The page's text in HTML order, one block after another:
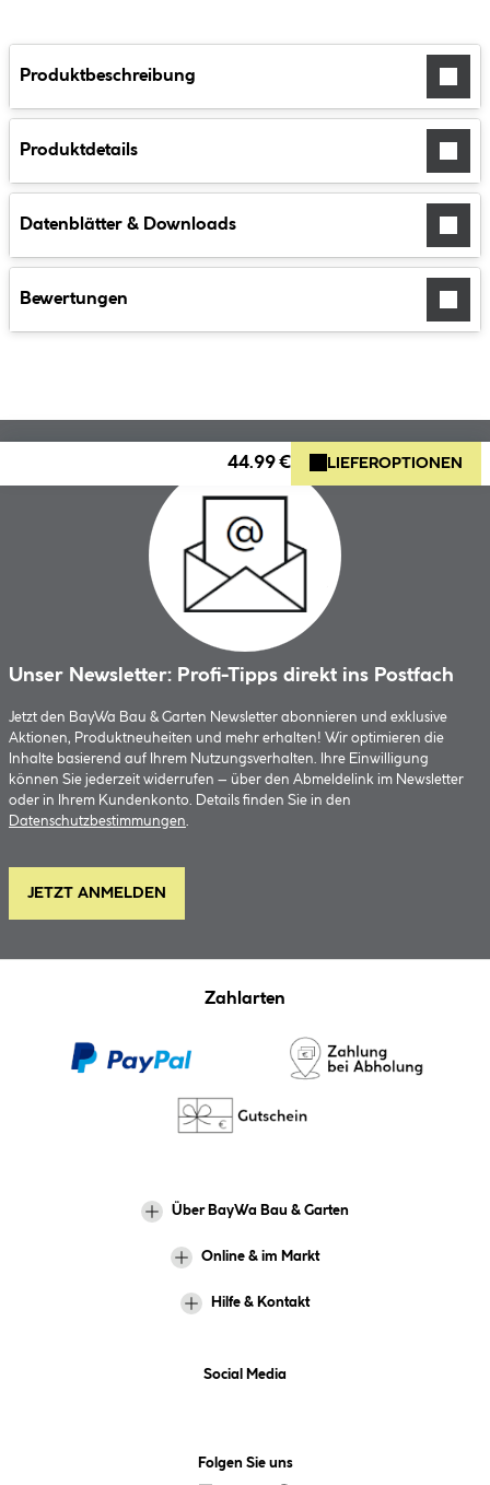
Produktbeschreibung
Produktdetails
Datenblätter & Downloads
Bewertungen
44.99 € LIEFEROPTIONEN
Unser Newsletter: Profi-Tipps direkt ins Postfach
Jetzt den BayWa Bau & Garten Newsletter abonnieren und exklusive
Aktionen, Produktneuheiten und mehr erhalten! Wir optimieren die
Inhalte basierend auf Ihrem Nutzungsverhalten. Ihre Einwilligung
können Sie jederzeit widerrufen – über den Abmeldelink im Newsletter
oder in Ihrem Kundenkonto. Details finden Sie in den
Datenschutzbestimmungen.
JETZT ANMELDEN
Zahlarten
Über BayWa Bau & Garten
Online & im Markt
Hilfe & Kontakt
Social Media
Folgen Sie uns